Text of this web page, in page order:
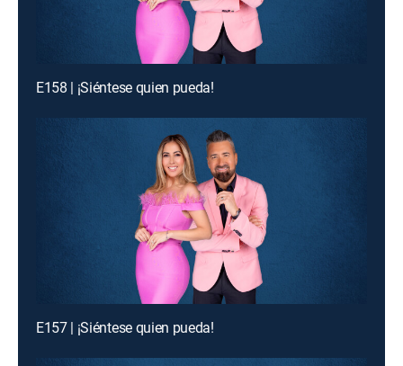
E158 | ¡Siéntese quien pueda!
E157 | ¡Siéntese quien pueda!